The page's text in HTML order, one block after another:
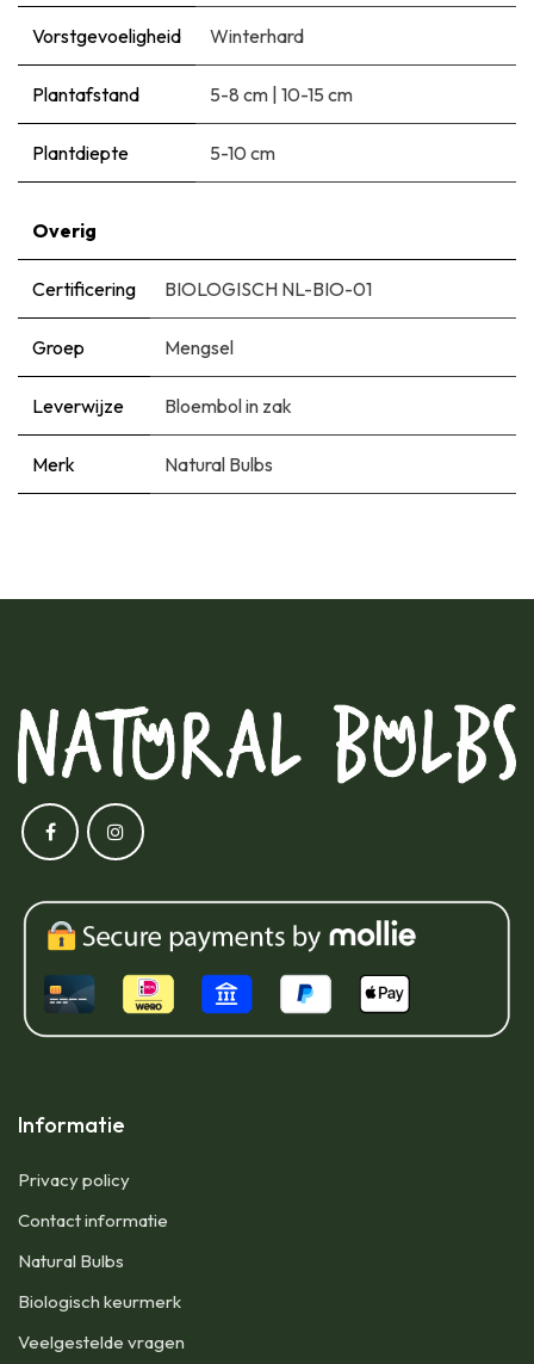
Vorstgevoeligheid Winterhard
Plantafstand 5-8 cm | 10-15 cm
Plantdiepte 5-10 cm
Overig
Certificering BIOLOGISCH NL-BIO-01
Groep Mengsel
Leverwijze Bloembol in zak
Merk Natural Bulbs
Informatie
Privacy policy
Contact informatie
Natural Bulbs
Biologisch keurmerk
Veelgestelde vragen